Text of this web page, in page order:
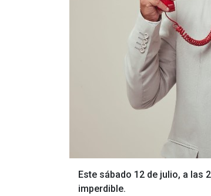
Este sábado 12 de julio, a las
imperdible.